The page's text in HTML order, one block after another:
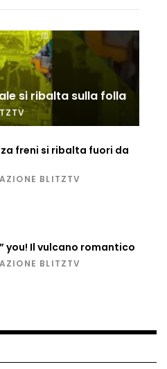
come gli F16 intercettano
passaggio a livello:
attrazione cede
fiumi congelati e navi
si ribalta sulla folla
freni si ribalta fuori da
BLITZTV
you! Il vulcano romantico
BLITZTV